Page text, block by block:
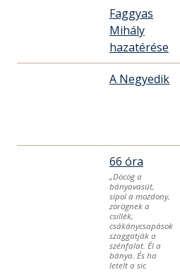
Faggyas
Mihály
hazatérése
A Negyedik
66 óra
„Döcög a
bányavasút,
sípol a mozdony,
zörögnek a
csillék,
csákánycsapások
szaggatják a
szénfalat. Él a
bánya. És ha
letelt a sic